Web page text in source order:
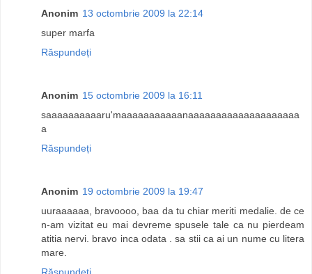
Anonim 13 octombrie 2009 la 22:14
super marfa
Răspundeți
Anonim 15 octombrie 2009 la 16:11
saaaaaaaaaaru'maaaaaaaaaaanaaaaaaaaaaaaaaaaaaaa
a
Răspundeți
Anonim 19 octombrie 2009 la 19:47
uuraaaaaa, bravoooo, baa da tu chiar meriti medalie. de ce
n-am vizitat eu mai devreme spusele tale ca nu pierdeam
atitia nervi. bravo inca odata . sa stii ca ai un nume cu litera
mare.
Răspundeți